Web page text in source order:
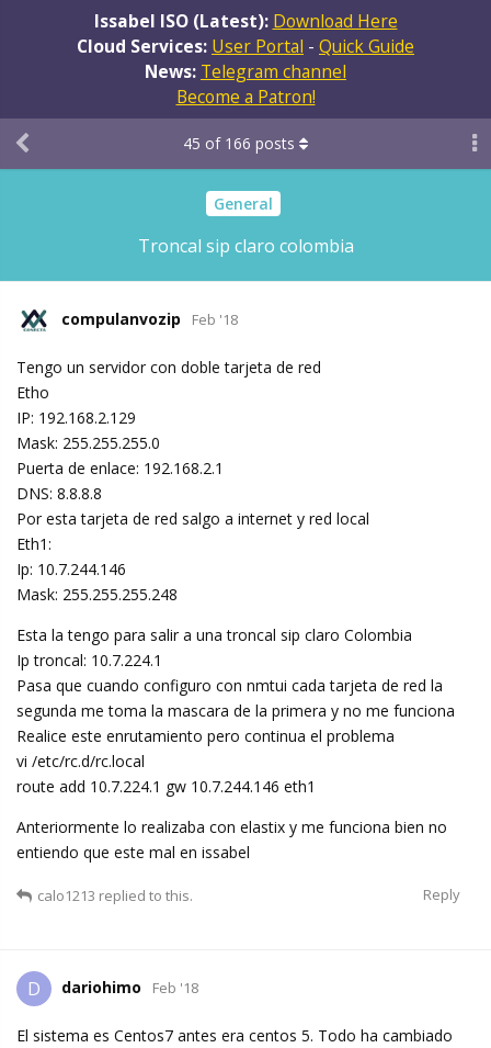
Issabel ISO (Latest): Download Here
Cloud Services: User Portal - Quick Guide
News: Telegram channel
Become a Patron!
General
Troncal sip claro colombia
45 of 166 posts
compulanvozip Feb '18
Tengo un servidor con doble tarjeta de red
Etho
IP: 192.168.2.129
Mask: 255.255.255.0
Puerta de enlace: 192.168.2.1
DNS: 8.8.8.8
Por esta tarjeta de red salgo a internet y red local
Eth1:
Ip: 10.7.244.146
Mask: 255.255.255.248
Esta la tengo para salir a una troncal sip claro Colombia
Ip troncal: 10.7.224.1
Pasa que cuando configuro con nmtui cada tarjeta de red la
segunda me toma la mascara de la primera y no me funciona
Realice este enrutamiento pero continua el problema
vi /etc/rc.d/rc.local
route add 10.7.224.1 gw 10.7.244.146 eth1
Anteriormente lo realizaba con elastix y me funciona bien no
entiendo que este mal en issabel
Reply
calo1213 replied to this.
D dariohimo Feb '18
El sistema es Centos7 antes era centos 5. Todo ha cambiado